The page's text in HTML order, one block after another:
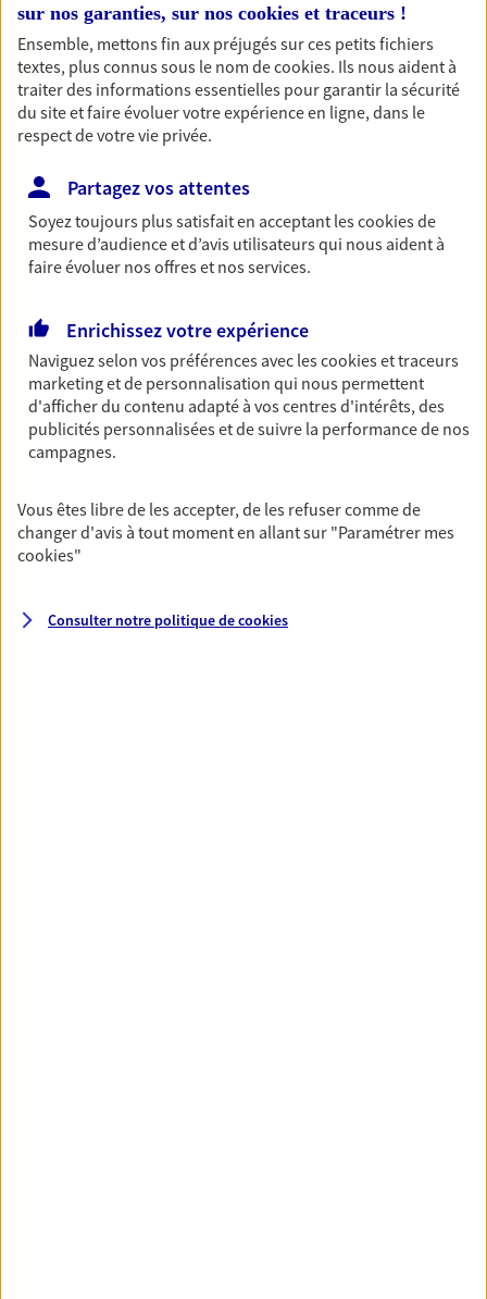
NOUS CONTACTER
PRENDRE RENDEZ-VOUS
VOIR NOTRE SITE WEB
N° Orias * (orias.fr) : EIRL BEAUMEVIEILLE MATHIEU (19007576);
EIRL HENRI PODEVIGNE (21005199)
PODEVIGNE
Agents Généraux d'assurance exclusif AXA
France
20 Bd De Chambrun, 48100 Marvejols
Agence accessible
Horaires :
Ouvre le 10 août à 08:30
NOUS CONTACTER
sur nos garanties, sur nos cookies et traceurs !
Ensemble, mettons fin aux préjugés sur ces petits fichiers
textes, plus connus sous le nom decookies. Ils nous aident à
traiter des informations essentielles pour garantir la sécurité
du site et faire évoluer votre expérience en ligne, dans le
respect de votre vie privée.
Partagez vos attentes
Soyez toujours plus satisfait en acceptant lescookiesde
mesure d’audience et d’avis utilisateurs qui nous aident à
faire évoluer nos offres et nos services.
Enrichissez votre expérience
Naviguez selon vos préférences avec lescookies et traceurs
marketing et de personnalisation qui nous permettent
d'afficher du contenu adapté à vos centres d'intérêts, des
publicités personnalisées et de suivre la performance de nos
campagnes.
Vous êtes libre de les accepter, de les refuser comme de
changer d'avis à tout moment en allant sur "Paramétrer mes
cookies"
Consulter notre politique decookies